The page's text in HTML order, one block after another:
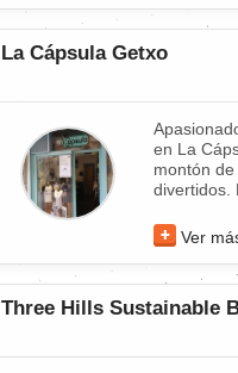
La Cápsula Getxo
en La
montón
divertidos.
Ver
Three Hills Sustainable